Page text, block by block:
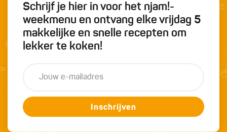
Schrijf je hier in voor het njam!-
weekmenu en ontvang elke vrijdag 5
makkelijke en snelle recepten om
lekker te koken!
Inschrijven